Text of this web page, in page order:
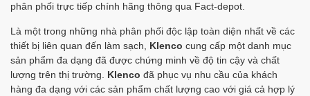
phân phối trực tiếp chính hãng thông qua Fact-depot.
Là một trong những nhà phân phối độc lập toàn diện nhất về các
thiết bị liên quan đến làm sạch, Klenco cung cấp một danh mục
sản phẩm đa dạng đã được chứng minh về độ tin cậy và chất
lượng trên thị trường. Klenco đã phục vụ nhu cầu của khách
hàng đa dạng với các sản phẩm chất lượng cao với giá cả hợp lý